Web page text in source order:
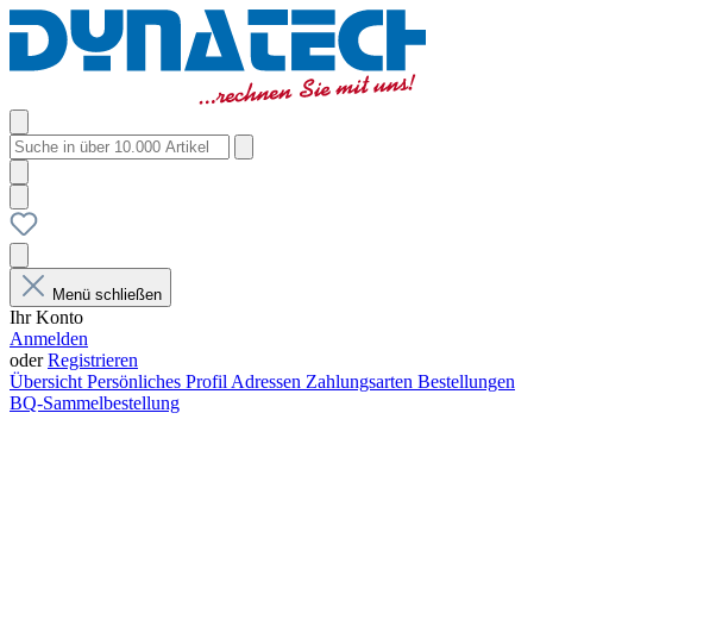
Menü schließen
Ihr Konto
Anmelden
oderRegistrieren
Übersicht Persönliches Profil Adressen Zahlungsarten Bestellungen
BQ-Sammelbestellung